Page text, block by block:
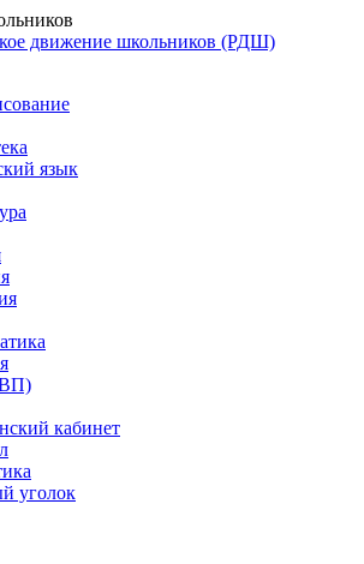
движение школьников (РДШ)
язык
кабинет
уголок